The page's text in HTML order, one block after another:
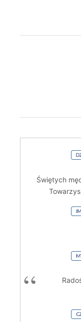
Świętych